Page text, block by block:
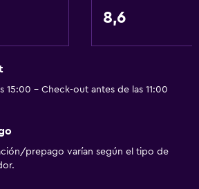
8,6
15:00 - Check-out antes de las 11:00
prepago varían según el tipo de